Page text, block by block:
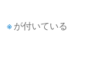
※ が付いている